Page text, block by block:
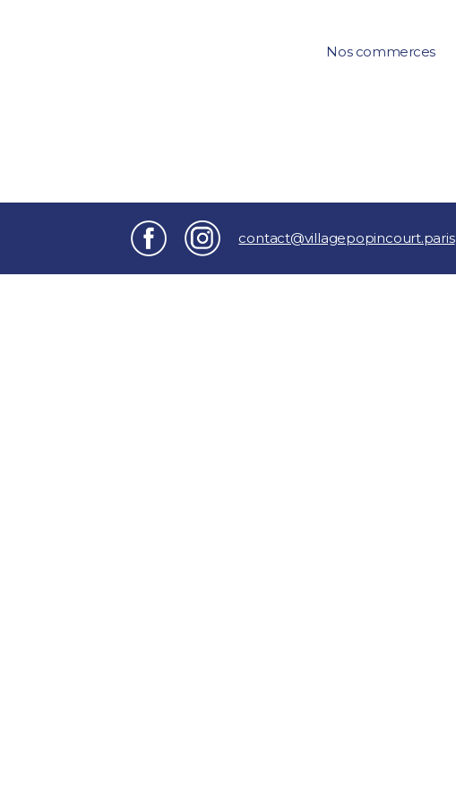
Nos commerces
contact@villagepopincourt.paris